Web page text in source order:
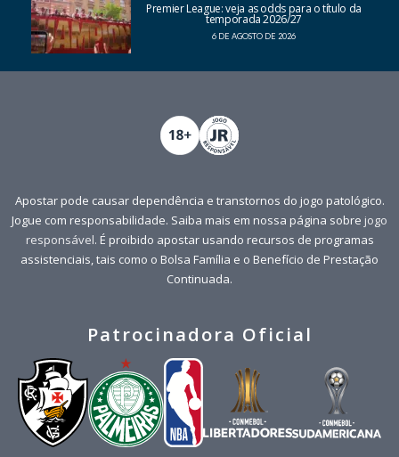
Premier League: veja as odds para o título da
temporada 2026/27
6 DE AGOSTO DE 2026
Apostar pode causar dependência e transtornos do jogo patológico.
Jogue com responsabilidade. Saiba mais em nossa página sobre jogo
responsável. É proibido apostar usando recursos de programas
assistenciais, tais como o Bolsa Família e o Benefício de Prestação
Continuada.
Patrocinadora Oficial